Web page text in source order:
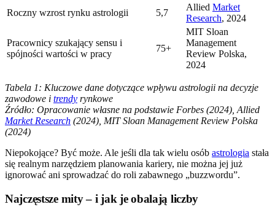
Roczny wzrost rynku astrologii
5,7
Allied Market
Research, 2024
Pracownicy szukający sensu i
spójności wartości w pracy
75+
MIT Sloan
Management
Review Polska,
2024
Tabela 1: Kluczowe dane dotyczące wpływu astrologii na decyzje
zawodowe i trendy rynkowe
Źródło: Opracowanie własne na podstawie Forbes (2024), Allied
Market Research (2024), MIT Sloan Management Review Polska
(2024)
Niepokojące? Być może. Ale jeśli dla tak wielu osób astrologia stała
się realnym narzędziem planowania kariery, nie można jej już
ignorować ani sprowadzać do roli zabawnego „buzzwordu”.
Najczęstsze mity – i jak je obalają liczby